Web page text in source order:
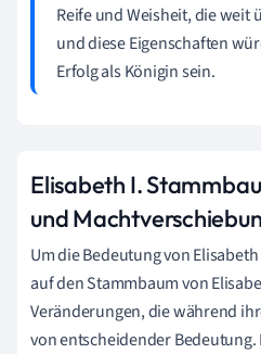
Reife und Weisheit, die weit
und diese Eigenschaften
Erfolg als Königin sein.
Elisabeth I.
und
Um die Bedeutung von
auf den Stammbaum von
Veränderungen, die während
von entscheidender Bedeutung.